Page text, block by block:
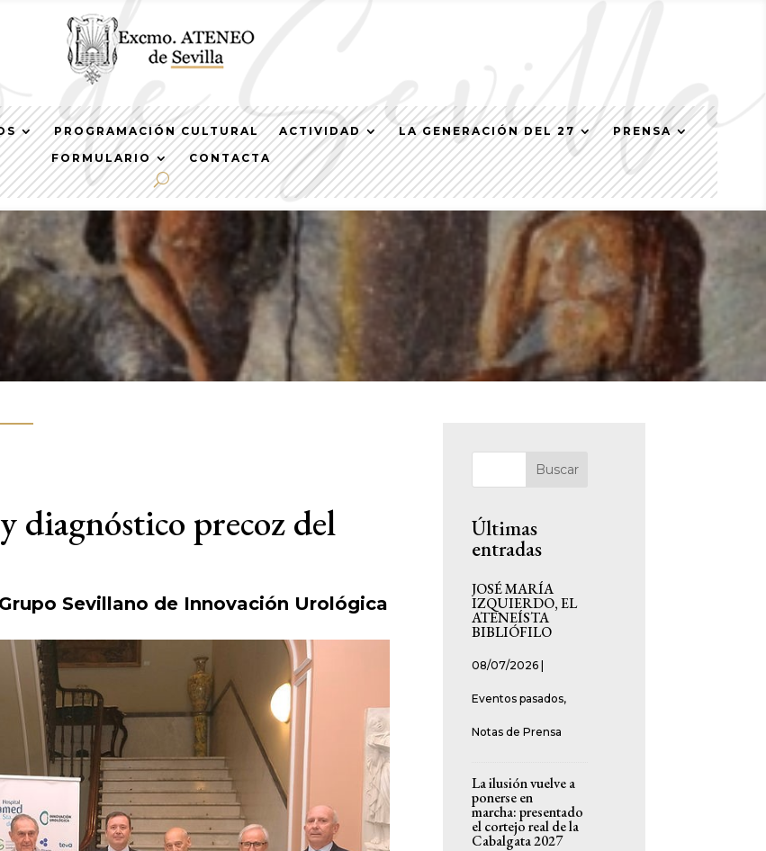
PROGRAMACIÓN CULTURAL ACTIVIDAD LA GENERACIÓN DEL 27
PRENSA
FORMULARIO
CONTACTA
diagnóstico precoz del
Sevillano de Innovación Urológica
Buscar
Últimas
entradas
JOSÉ MARÍA
IZQUIERDO, EL
ATENEÍSTA
BIBLIÓFILO
08/07/2026
Eventos pasados,
Notas de Prensa
La ilusión vuelve a
ponerse en
marcha: presentado
el cortejo real de la
Cabalgata 2027